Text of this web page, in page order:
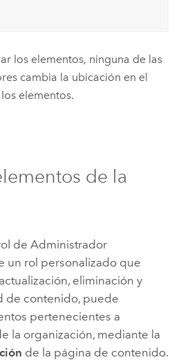
los elementos, ninguna de las
cambia la ubicación en el
elementos.
de la
de Administrador
un rol personalizado que
eliminación y
de contenido, puede
pertenecientes a
la organización, mediante la
de la página de contenido.